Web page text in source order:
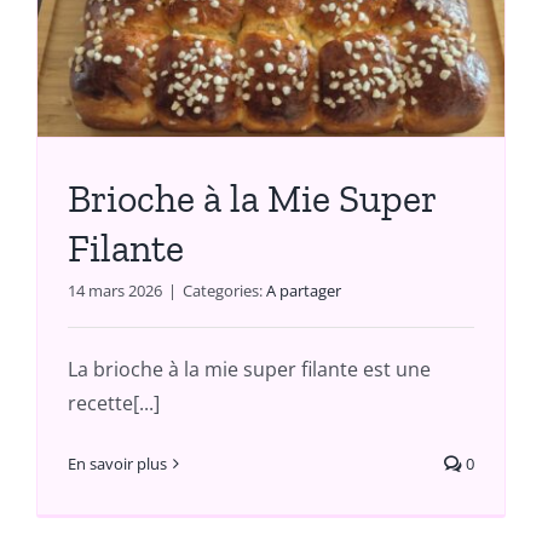
Brioche à la Mie Super
Filante
14 mars 2026 | Categories:A partager
La brioche à la mie super filante est une
recette[...]
En savoir plus 0